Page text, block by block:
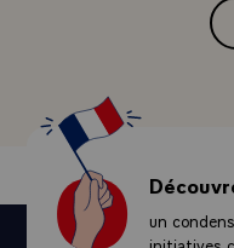
du renforcement de
ont été évoquées ici
rester là, avec une
diriger, dont les
organiser. Une Europe à
maintenant depuis 3
Chancelière Merkel.
Mais les décisions que
un